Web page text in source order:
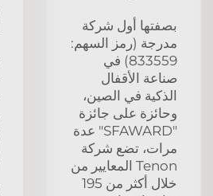
بصفتها أول شركة
مدرجة (رمز السهم:
833559) في
صناعة الأقفال
الذكية في الصين،
وحائزة على جائزة
"SFAWARD" عدة
مرات، تضع شركة
Tenon المعايير من
خلال أكثر من 195